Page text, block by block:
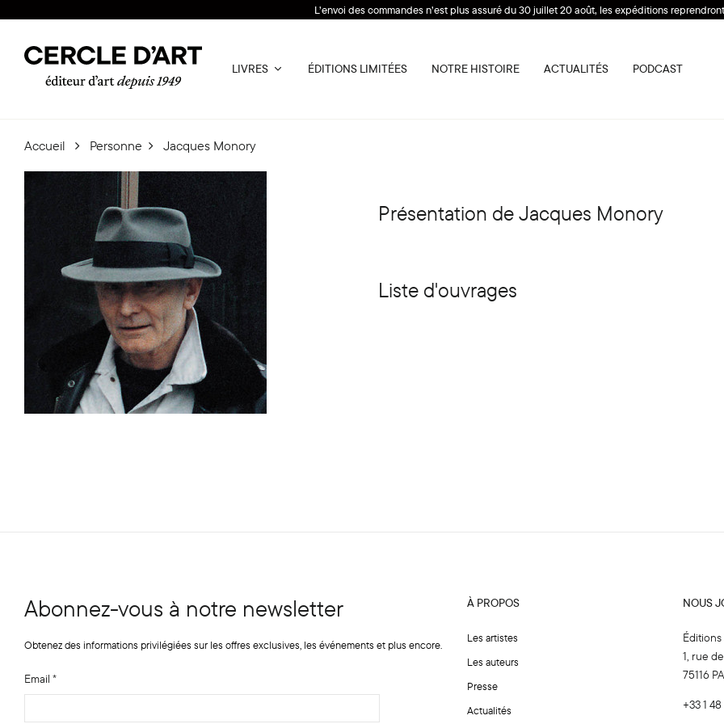
L’envoi des commandes n’est plus assuré du 30 juillet 20 août, les expéditions
LIVRES ÉDITIONS LIMITÉES NOTRE HISTOIRE ACTUALITÉS PODCAST
Accueil Personne Jacques Monory
Présentation de Jacques Monory
Liste d'ouvrages
Abonnez-vous à notre newsletter
Obtenez des informations privilégiées sur les offres exclusives, les événements et plus encore.
Email *
À PROPOS
Les artistes
Les auteurs
Presse
Actualités
NOUS
Éditions
1, rue
75116
+33 1